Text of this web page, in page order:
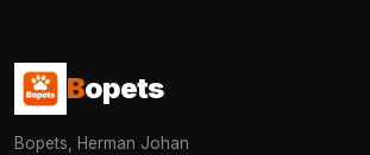
Bopets
Bopets, Herman Johan